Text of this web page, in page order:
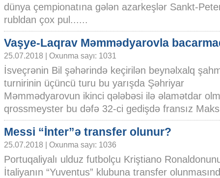
dünya çempionatına gələn azarkeşlər Sankt-
rubldan çox pul......
Vaşye-Laqrav Məmmədyarovla
25.07.2018 | Oxunma sayı: 1031
İsveçrənin Bil şəhərində keçirilən beynəlxalq
turnirinin üçüncü turu bu yarışda Şəhriyar
Məmmədyarovun ikinci qələbəsi ilə əlamətdar
qrossmeyster bu dəfə 32-ci gedişdə fransız
Messi “İnter”ə transfer olunur?
25.07.2018 | Oxunma sayı: 1036
Portuqaliyalı ulduz futbolçu Kriştiano
İtaliyanın “Yuventus” klubuna transfer